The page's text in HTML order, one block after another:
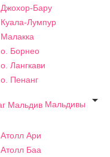
Джохор-Бару
Куала-Лумпур
Малакка
о. Борнео
о. Лангкави
о. Пенанг
Мальдивы

Атолл Ари
Атолл Баа